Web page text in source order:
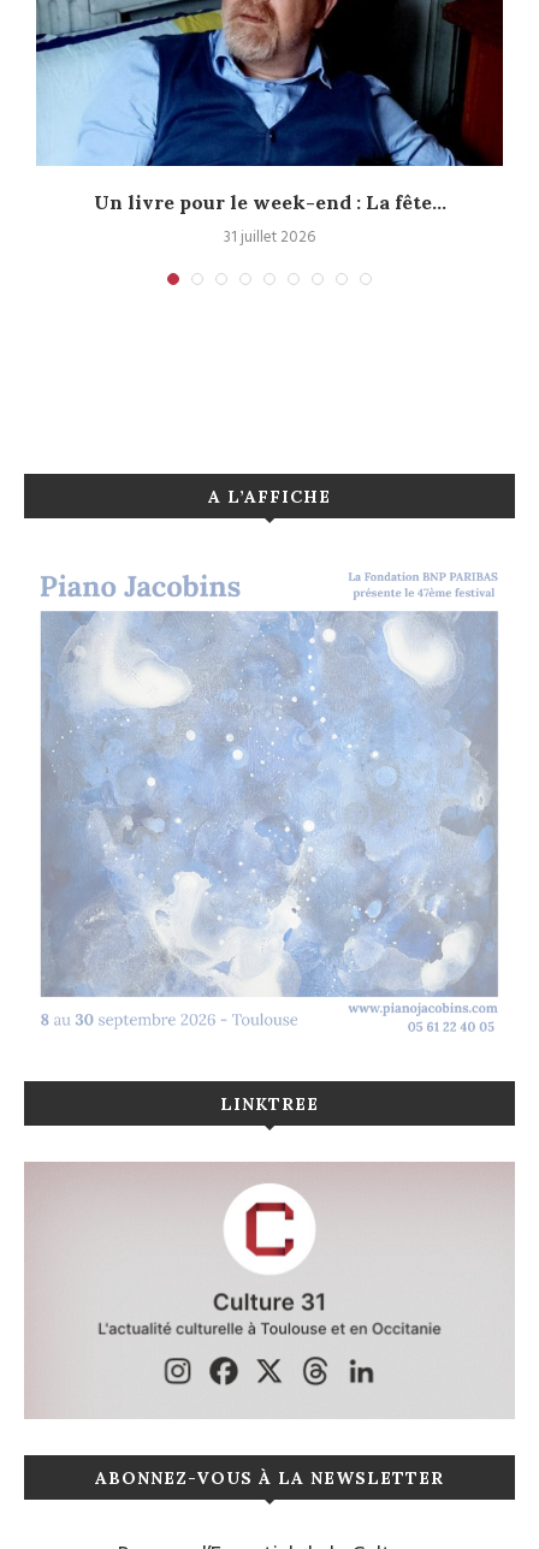
Un livre pour le week-end : La fête...
31 juillet 2026
A L’AFFICHE
LINKTREE
ABONNEZ-VOUS À LA NEWSLETTER